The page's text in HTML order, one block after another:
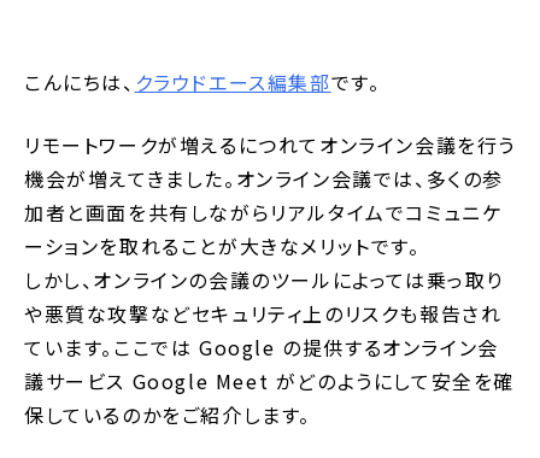
こんにちは、 クラウドエース編集部です。
リモートワークが増えるにつれてオンライン会議を行う
機会が増えてきました。オンライン会議では、多くの参
加者と画面を共有しながらリアルタイムでコミュニケ
ーションを取れることが大きなメリットです。
しかし、オンラインの会議のツールによっては乗っ取り
や悪質な攻撃などセキュリティ上のリスクも報告され
ています。ここでは Google の提供するオンライン会
議サービス Google Meet がどのようにして安全を確
保しているのかをご紹介します。